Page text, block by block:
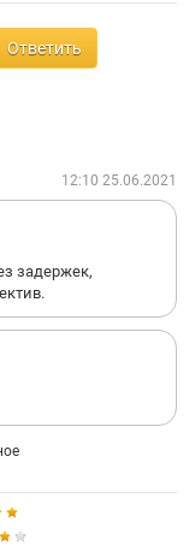
Ответить
12:10 25.06.2021
задержек,